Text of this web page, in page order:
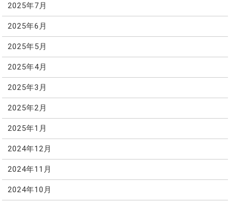
2025年7月
2025年6月
2025年5月
2025年4月
2025年3月
2025年2月
2025年1月
2024年12月
2024年11月
2024年10月